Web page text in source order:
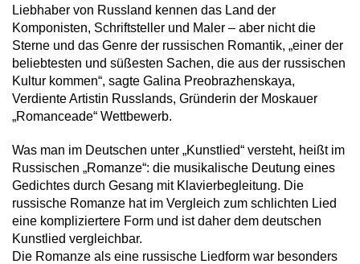
Liebhaber von Russland kennen das Land der
Komponisten, Schriftsteller und Maler – aber nicht die
Sterne und das Genre der russischen Romantik, „einer der
beliebtesten und süßesten Sachen, die aus der russischen
Kultur kommen“, sagte Galina Preobrazhenskaya,
Verdiente Artistin Russlands, Gründerin der Moskauer
„Romanceade“ Wettbewerb.
Was man im Deutschen unter „Kunstlied“ versteht, heißt im
Russischen „Romanze“: die musikalische Deutung eines
Gedichtes durch Gesang mit Klavierbegleitung. Die
russische Romanze hat im Vergleich zum schlichten Lied
eine kompliziertere Form und ist daher dem deutschen
Kunstlied vergleichbar.
Die Romanze als eine russische Liedform war besonders